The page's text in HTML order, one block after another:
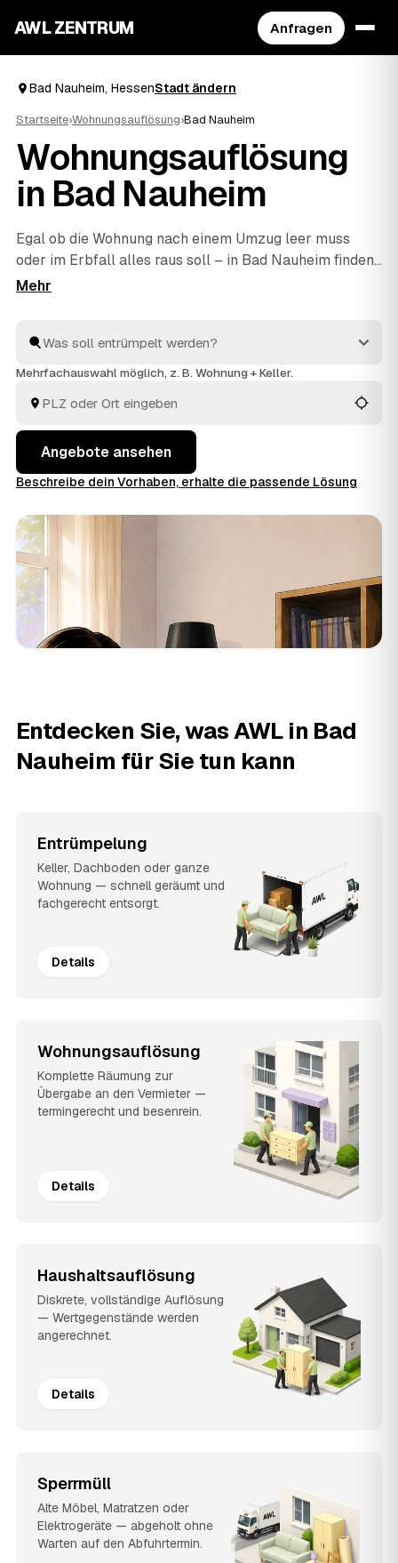
AWL ZENTRUM Anfragen
Bad Nauheim, HessenStadt ändern
Startseite›Wohnungsauflösung›Bad Nauheim
Wohnungsauflösung
in Bad Nauheim
Egal ob die Wohnung nach einem Umzug leer muss
oder im Erbfall alles raus soll – in Bad Nauheim finden
Sie mit AWL schnell den richtigen Partner. Eine kurze
MünzenbergundButzbach. Vom Ausräumen über die
fachgerechte Entsorgung bis zur besenreinen Übergabe
Sie am meisten Sinn ergibt.
Mehrfachauswahl möglich, z. B. Wohnung + Keller.
Angebote ansehen
Beschreibe dein Vorhaben, erhalte die passende Lösung
Entdecken Sie, was AWL in Bad
Nauheim für Sie tun kann
Entrümpelung
Keller, Dachboden oder ganze
Wohnung — schnell geräumt und
fachgerecht entsorgt.
Details
Wohnungsauflösung
Komplette Räumung zur
Übergabe an den Vermieter —
termingerecht und besenrein.
Details
Haushaltsauflösung
Diskrete, vollständige Auflösung
— Wertgegenstände werden
angerechnet.
Details
Sperrmüll
Alte Möbel, Matratzen oder
Elektrogeräte — abgeholt ohne
Warten auf den Abfuhrtermin.